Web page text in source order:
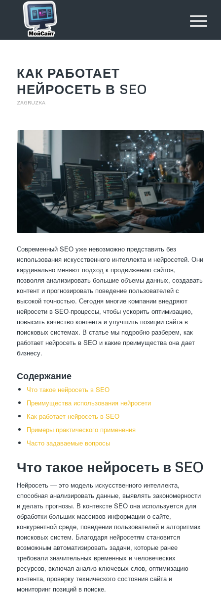
КАК РАБОТАЕТ
НЕЙРОСЕТЬ В SEO
ZAGRUZKA
Современный SEO уже невозможно представить без
использования искусственного интеллекта и нейросетей. Они
кардинально меняют подход к продвижению сайтов,
позволяя анализировать большие объемы данных, создавать
контент и прогнозировать поведение пользователей с
высокой точностью. Сегодня многие компании внедряют
нейросети в SEO-процессы, чтобы ускорить оптимизацию,
повысить качество контента и улучшить позиции сайта в
поисковых системах. В статье мы подробно разберем, как
работает нейросеть в SEO и какие преимущества она дает
бизнесу.
Содержание
Что такое нейросеть в SEO
Преимущества использования нейросети
Как работает нейросеть в SEO
Примеры практического применения
Часто задаваемые вопросы
Что такое нейросеть в SEO
Нейросеть — это модель искусственного интеллекта,
способная анализировать данные, выявлять закономерности
и делать прогнозы. В контексте SEO она используется для
обработки больших массивов информации о сайте,
конкурентной среде, поведении пользователей и алгоритмах
поисковых систем. Благодаря нейросетям становится
возможным автоматизировать задачи, которые ранее
требовали значительных временных и человеческих
ресурсов, включая анализ ключевых слов, оптимизацию
контента, проверку технического состояния сайта и
мониторинг позиций в поиске.